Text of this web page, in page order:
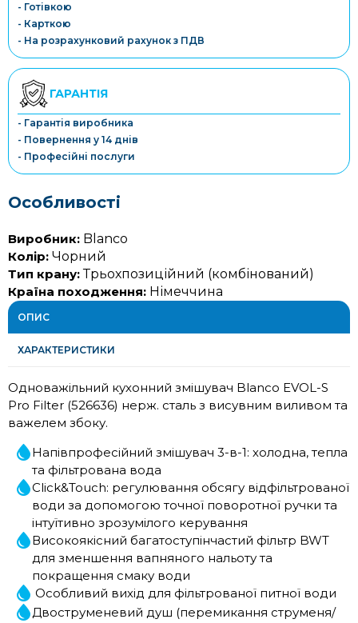
- Готівкою
- Карткою
- На розрахунковий рахунок з ПДВ
ГАРАНТІЯ
- Гарантія виробника
- Повернення у 14 днів
- Професійні послуги
Особливості
Виробник: Blanco
Колір: Чорний
Тип крану:Трьохпозиційний (комбінований)
Країна походження: Німеччина
ОПИС
ХАРАКТЕРИСТИКИ
Одноважільний кухонний змішувач Blanco EVOL-S
Pro Filter (526636) нерж. сталь з висувним виливом та
важелем збоку.
Напівпрофесійний змішувач 3-в-1: холодна, тепла
та фільтрована вода
Click&Touch: регулювання обсягу відфільтрованої
води за допомогою точної поворотної ручки та
інтуїтивно зрозумілого керування
Високоякісний багатоступінчастий фільтр BWT
для зменшення вапняного нальоту та
покращення смаку води
Особливий вихід для фільтрованої питної води
Двоструменевий душ (перемикання струменя/